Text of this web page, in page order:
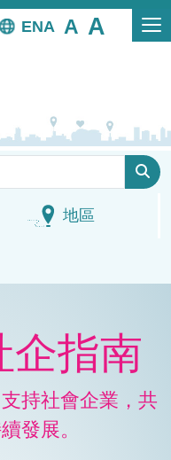
EN
地區
企指南
持社會企業，共
發展。